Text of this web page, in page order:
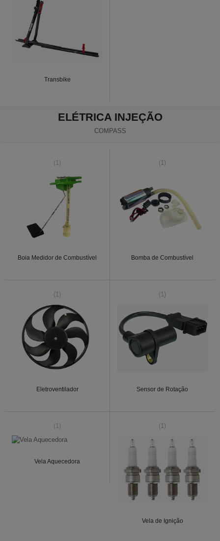
Transbike
ELÉTRICA INJEÇÃO
COMPASS
(1)
Boia Medidor de Combustível
(1)
Bomba de Combustível
(1)
Eletroventilador
(1)
Sensor de Rotação
(1)
Vela Aquecedora
(1)
Vela de Ignição